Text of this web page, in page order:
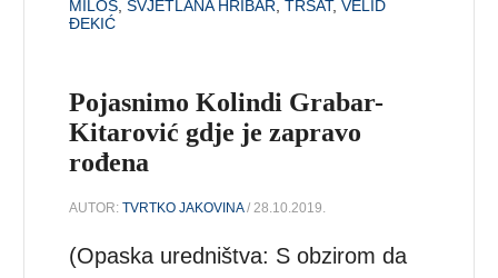
MILOŠ ,SVJETLANA HRIBAR ,TRSAT,VELID
ĐEKIĆ
Pojasnimo Kolindi Grabar-
Kitarović gdje je zapravo
rođena
AUTOR:TVRTKO JAKOVINA/ 28.10.2019.
(Opaska uredništva: S obzirom da